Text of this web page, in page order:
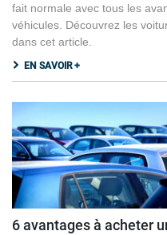
fait normale avec tous les
véhicules. Découvrez les
dans cet article.
EN SAVOIR +
6 avantages à acheter